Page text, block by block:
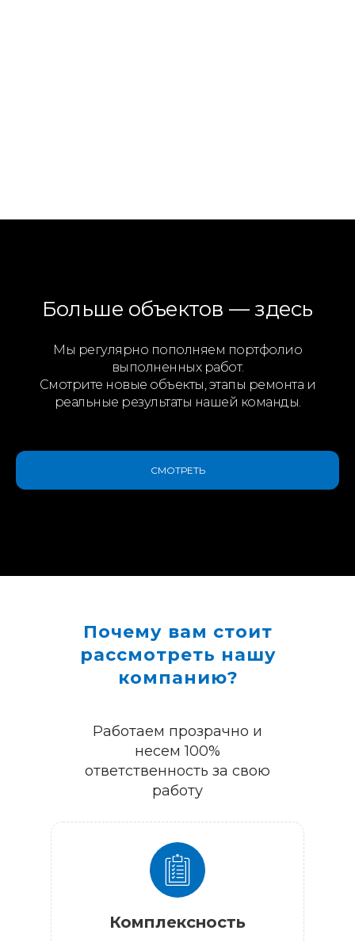
Больше объектов — здесь
Мы регулярно пополняем портфолио
выполненных работ.
Смотрите новые объекты, этапы ремонта и
реальные результаты нашей команды.
СМОТРЕТЬ
Почему вам стоит
рассмотреть нашу
компанию?
Работаем прозрачно и
несем 100%
ответственность за свою
работу
Комплексность